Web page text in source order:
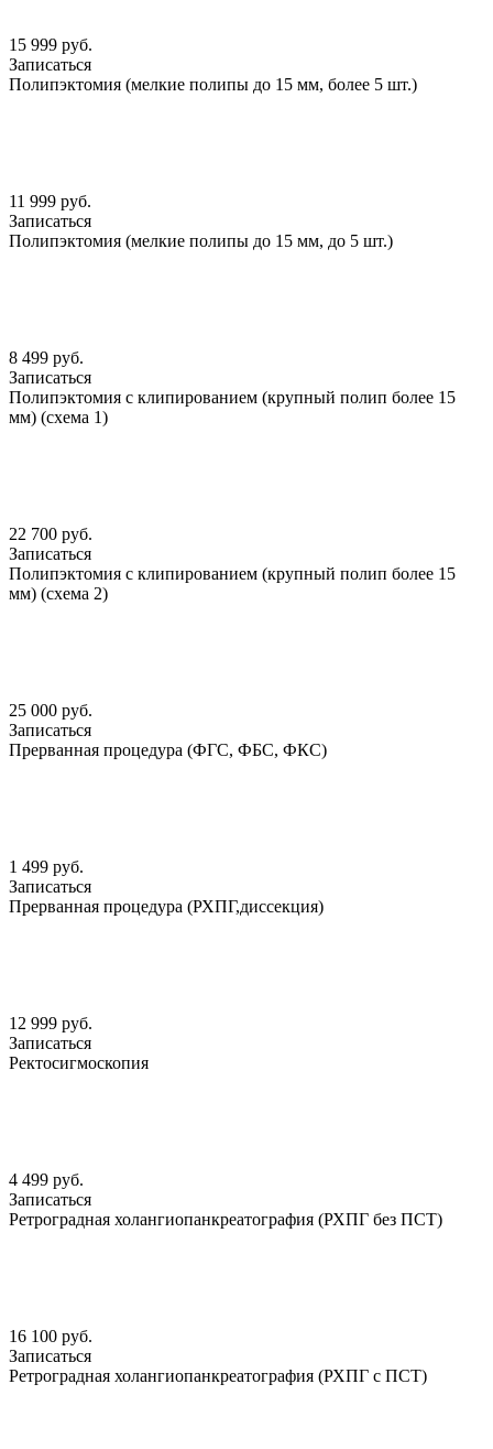
15 999 руб.
Записаться
Полипэктомия (мелкие полипы до 15 мм, более 5 шт.)
11 999 руб.
Записаться
Полипэктомия (мелкие полипы до 15 мм, до 5 шт.)
8 499 руб.
Записаться
Полипэктомия с клипированием (крупный полип более 15
мм) (схема 1)
22 700 руб.
Записаться
Полипэктомия с клипированием (крупный полип более 15
мм) (схема 2)
25 000 руб.
Записаться
Прерванная процедура (ФГС, ФБС, ФКС)
1 499 руб.
Записаться
Прерванная процедура (РХПГ,диссекция)
12 999 руб.
Записаться
Ректосигмоскопия
4 499 руб.
Записаться
Ретроградная холангиопанкреатография (РХПГ без ПСТ)
16 100 руб.
Записаться
Ретроградная холангиопанкреатография (РХПГ с ПСТ)